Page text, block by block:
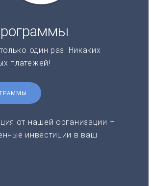
один раз. Никаких
платежей!
от нашей организации –
инвестиции в ваш